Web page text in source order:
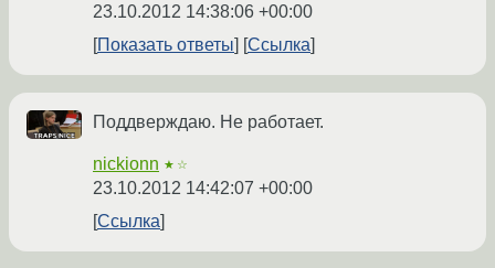
23.10.2012 14:38:06 +00:00
Показать ответы
Ссылка
Поддверждаю. Не работает.
nickionn ★☆
23.10.2012 14:42:07 +00:00
Ссылка